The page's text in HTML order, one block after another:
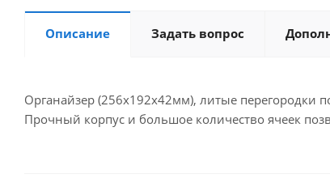
Описание Задать вопрос
Органайзер (256х192х42мм), литые перегородки
Прочный корпус и большое количество ячеек